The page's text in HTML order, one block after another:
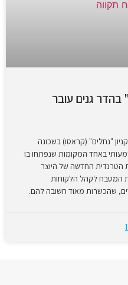
גנים עובר
"נחלים" (קראסו) בשכונה
באחד המקומות שנפתחו בו
החדשה של היוצר
המטבח לקהל הלקוחות
שהכשרות מאוד חשובה להם.